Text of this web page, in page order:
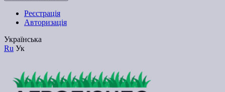
Реєстрація
Авторизація
Українська
Ru Ук